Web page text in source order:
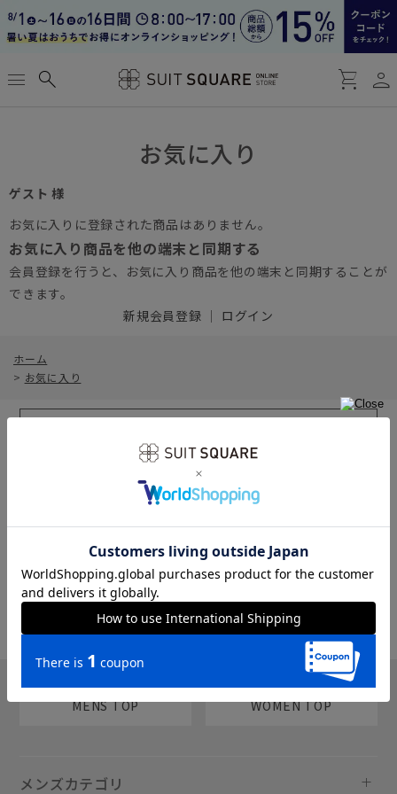
menu search shopping_cart person
お気に入り
ゲスト 様
お気に入りに登録された商品はありません。
お気に入り商品を他の端末と同期する
会員登録を行うと、お気に入り商品を他の端末と同期することが
できます。
新規会員登録 ｜ ログイン
ホーム
> お気に入り
MENS TOP WOMEN TOP
メンズカテゴリ